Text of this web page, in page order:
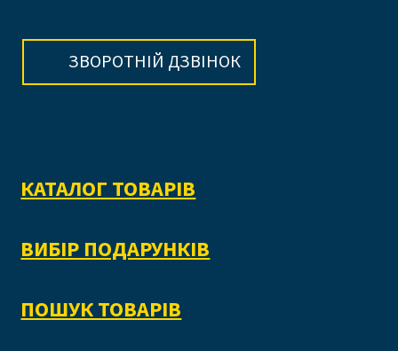
ЗВОРОТНІЙ ДЗВІНОК
КАТАЛОГ ТОВАРІВ
ВИБІР ПОДАРУНКІВ
ПОШУК ТОВАРІВ